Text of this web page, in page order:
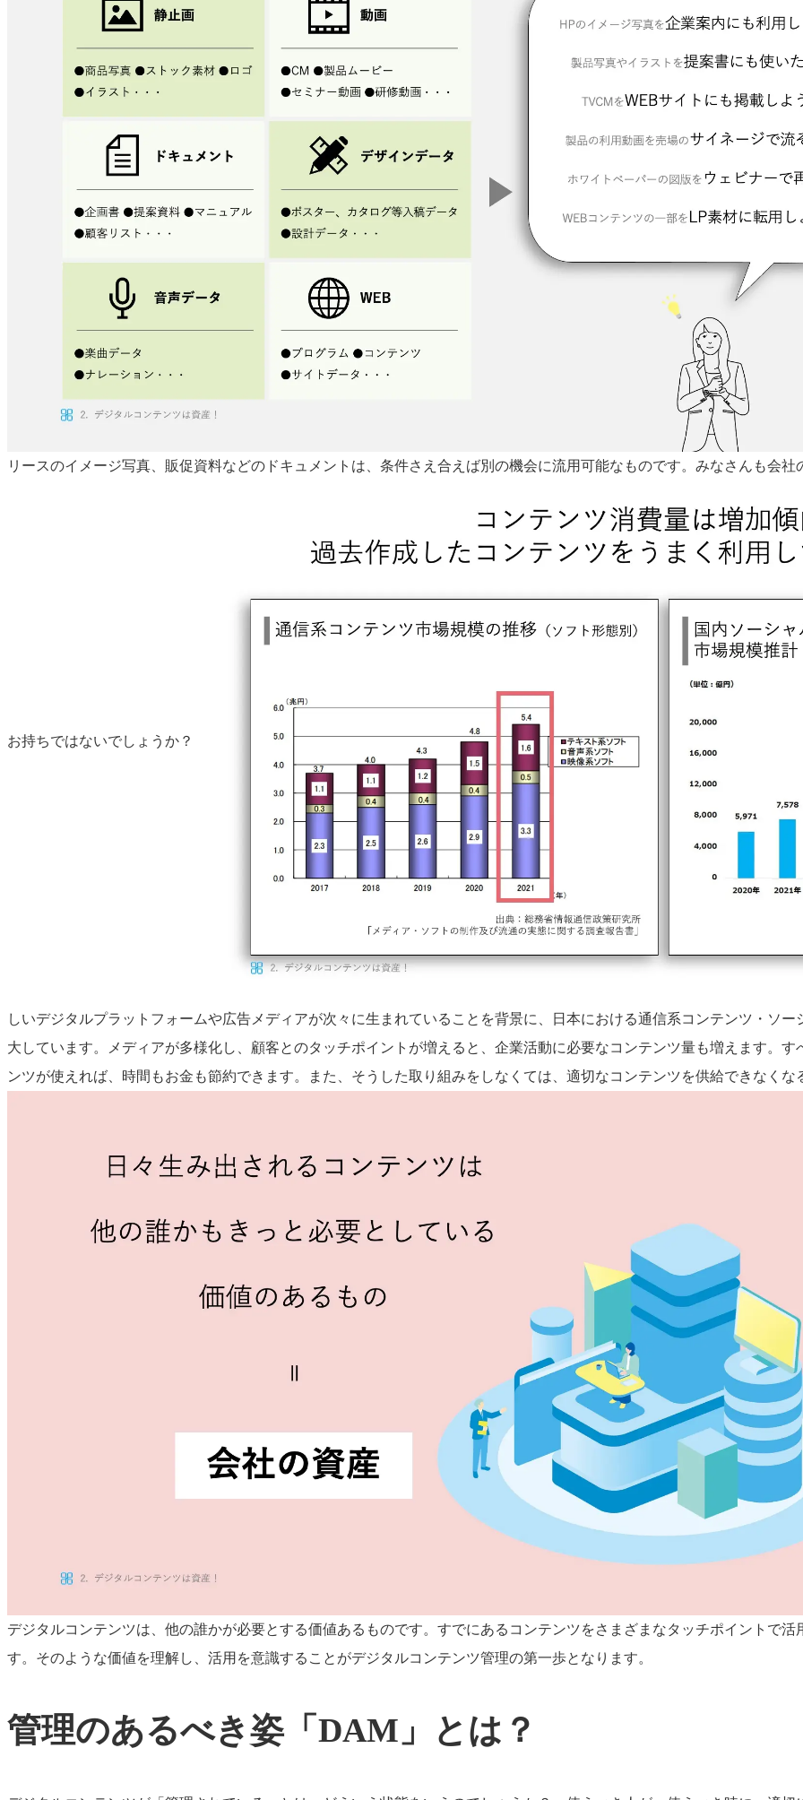
リースのイメージ写真、販促資料などのドキュメントは、条件さえ合えば別の機会に流用可能なものです。みなさんも会
お持ちではないでしょうか？
しいデジタルプラットフォームや広告メディアが次々に生まれていることを背景に、日本における通信系コンテンツ・ソ
大しています。メディアが多様化し、顧客とのタッチポイントが増えると、企業活動に必要なコンテンツ量も増えます。
ンツが使えれば、時間もお金も節約できます。また、そうした取り組みをしなくては、適切なコンテンツを供給できなくな
デジタルコンテンツは、他の誰かが必要とする価値あるものです。すでにあるコンテンツをさまざまなタッチポイントで
す。そのような価値を理解し、活用を意識することがデジタルコンテンツ管理の第一歩となります。
管理のあるべき姿「DAM」とは？